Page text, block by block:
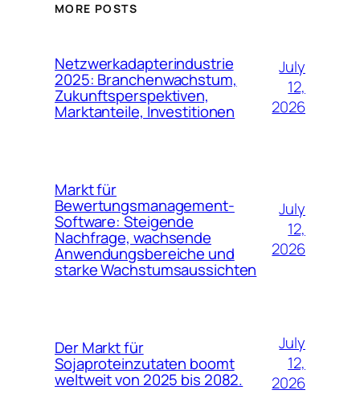
MORE POSTS
Netzwerkadapterindustrie
2025: Branchenwachstum,
Zukunftsperspektiven,
Marktanteile, Investitionen
July
12,
2026
Markt für
Bewertungsmanagement-
Software: Steigende
Nachfrage, wachsende
Anwendungsbereiche und
starke Wachstumsaussichten
July
12,
2026
Der Markt für
Sojaproteinzutaten boomt
weltweit von 2025 bis 2082.
July
12,
2026